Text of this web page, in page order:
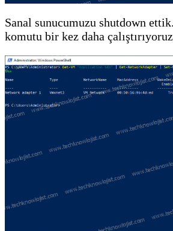
Sanal sunucumuzu shutdown
komutu bir kez daha